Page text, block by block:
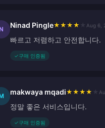
Ninad Pingle★ ★ ★ ★ Aug 6,
빠르고 저렴하고 안전합니다.
✓구매 인증됨
makwaya mqadi★ ★ ★ ★
정말 좋은 서비스입니다.
✓구매 인증됨